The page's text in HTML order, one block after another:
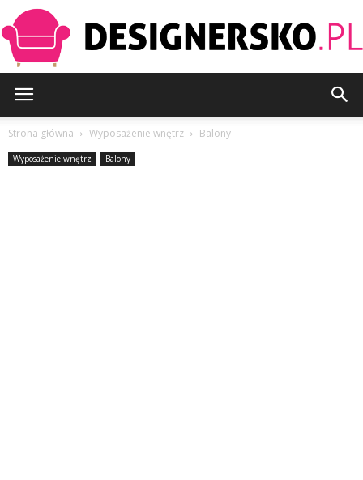
Strona główna Wyposażenie wnętrz Balony
Wyposażenie wnętrz Balony